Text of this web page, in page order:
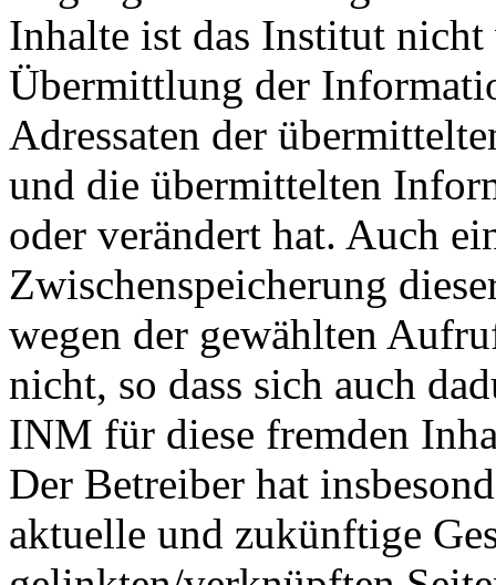
Inhalte ist das Institut
Übermittlung der
Adressaten der
und die übermittelten
oder verändert hat. Auch
Zwischenspeicherung
wegen der gewählten
nicht, so dass sich auch
INM für diese fremden
Der Betreiber hat
aktuelle und zukünftige